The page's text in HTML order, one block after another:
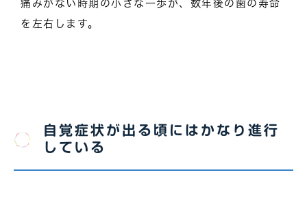
痛みがない時期の小さな一歩が、数年後の歯の寿命
を左右します。
自覚症状が出る頃にはかなり進行
している